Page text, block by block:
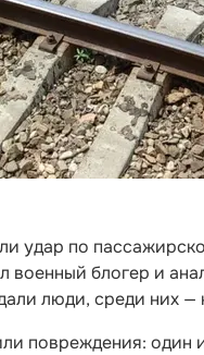
удар по
блогер и
люди, среди них
повреждения: